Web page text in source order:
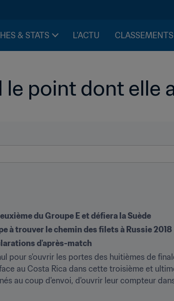
& STATS L'ACTU CLASSEMENTS
le point dont elle
du Groupe E et défiera la Suède
à trouver le chemin des filets à Russie 2018
d'après-match
pour s'ouvrir les portes des huitièmes de
au Costa Rica dans cette troisième et
au coup d'envoi, d'ouvrir leur compteur